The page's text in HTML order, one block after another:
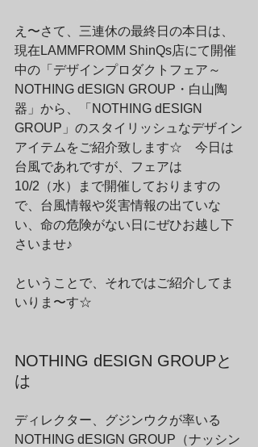
え〜さて、三連休の最終日の本日は、
現在LAMMFROMM ShinQs店にて開催
中の「デザインプロダクトフェア～
NOTHING dESIGN GROUP・白山陶
器」から、「NOTHING dESIGN
GROUP」のスタイリッシュなデザイン
アイテムをご紹介致します☆　今日は
台風であれですが、フェアは
10/2（水）まで開催しておりますの
で、台風情報や災害情報の出ていな
い、命の危険がない日にぜひお越し下
さいませ♪
ということで、それではご紹介してま
いりま〜す☆
NOTHING dESIGN GROUPと
は
ディレクター、グジンウクが率いる
NOTHING dESIGN GROUP（ナッシン